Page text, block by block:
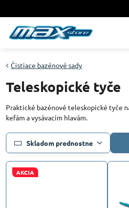
Čistiace bazénové sady
Teleskopické tyče
Praktické bazénové teleskopické tyče
kefám a vysávacím hlavám.
Skladom prednostne
AKCIA